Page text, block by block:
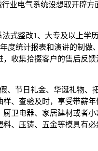
业电气系统设想取开辟
式整改1、大专及以上学
度统计报表和演讲的制做
收集拾掇客户的售后反
节日礼金、华诞礼物、
、查验及时，享受带薪
卫电器、家居建材或者
、压铸、五金等模具有